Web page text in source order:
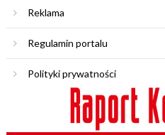
Reklama
Regulamin portalu
Polityki prywatności